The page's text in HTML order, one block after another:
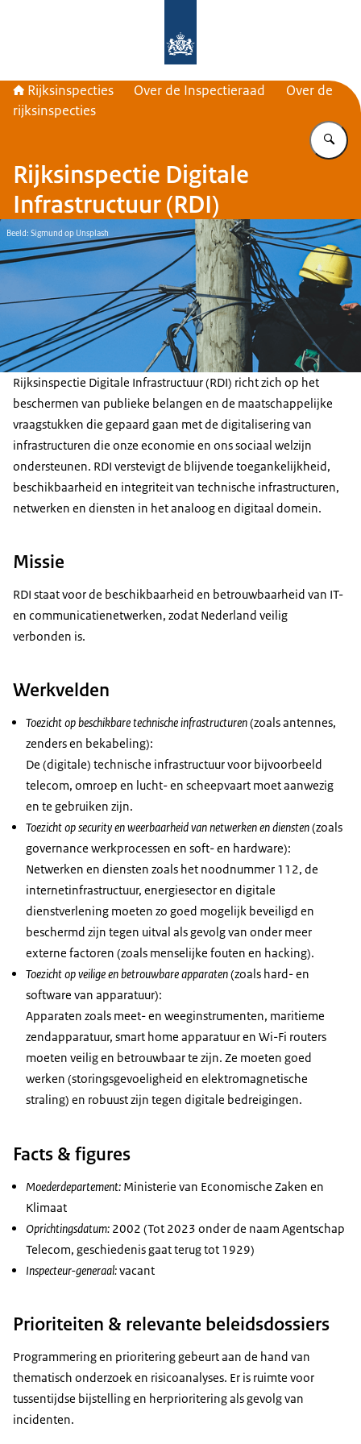
Rijksinspecties Over de Inspectieraad
Over de
rijksinspecties
Rijksinspectie Digitale
Infrastructuur (RDI)
Beeld: Sigmund op Unsplash
Rijksinspectie Digitale Infrastructuur (RDI) richt zich op het
beschermen van publieke belangen en de maatschappelijke
vraagstukken die gepaard gaan met de digitalisering van
infrastructuren die onze economie en ons sociaal welzijn
ondersteunen. RDI verstevigt de blijvende toegankelijkheid,
beschikbaarheid en integriteit van technische infrastructuren,
netwerken en diensten in het analoog en digitaal domein.
Missie
RDI staat voor de beschikbaarheid en betrouwbaarheid van IT-
en communicatienetwerken, zodat Nederland veilig
verbonden is.
Werkvelden
Toezicht op beschikbare technische infrastructuren(zoals antennes,
zenders en bekabeling):
De (digitale) technische infrastructuur voor bijvoorbeeld
telecom, omroep en lucht- en scheepvaart moet aanwezig
en te gebruiken zijn.
Toezicht op security en weerbaarheid van netwerken en diensten(zoals
governance werkprocessen en soft- en hardware):
Netwerken en diensten zoals het noodnummer 112, de
internetinfrastructuur, energiesector en digitale
dienstverlening moeten zo goed mogelijk beveiligd en
beschermd zijn tegen uitval als gevolg van onder meer
externe factoren (zoals menselijke fouten en hacking).
Toezicht op veilige en betrouwbare apparaten(zoals hard- en
software van apparatuur):
Apparaten zoals meet- en weeginstrumenten, maritieme
zendapparatuur, smart home apparatuur en Wi-Fi routers
moeten veilig en betrouwbaar te zijn. Ze moeten goed
werken (storingsgevoeligheid en elektromagnetische
straling) en robuust zijn tegen digitale bedreigingen.
Facts & figures
Moederdepartement: Ministerie van Economische Zaken en
Klimaat
Oprichtingsdatum: 2002 (Tot 2023 onder de naam Agentschap
Telecom, geschiedenis gaat terug tot 1929)
Inspecteur-generaal:vacant
Prioriteiten & relevante beleidsdossiers
Programmering en prioritering gebeurt aan de hand van
thematisch onderzoek en risicoanalyses. Er is ruimte voor
tussentijdse bijstelling en herprioritering als gevolg van
incidenten.